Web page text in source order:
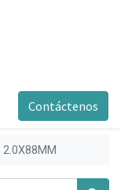
Contáctenos
2.0X88MM